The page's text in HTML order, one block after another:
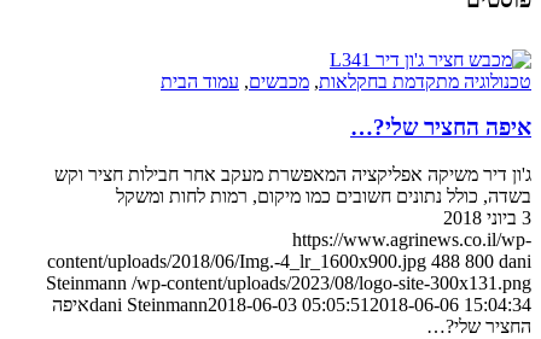
טכנולוגיה מתקדמת בחקלאות, מכבשים, עמוד הבית
איפה החציר שלי?…
ג'ון דיר משיקה אפליקציה המאפשרת מעקב אחר חבילות חציר וקש
בשדה, כולל נתונים חשובים כמו מיקום, רמות לחות ומשקל
3 ביוני 2018
https://www.agrinews.co.il/wp-
content/uploads/2018/06/Img.-4_lr_1600x900.jpg 488 800 dani
Steinmann /wp-content/uploads/2023/08/logo-site-300x131.png
dani Steinmann2018-06-03 05:05:51 2018-06-06 15:04:34
איפה
החציר שלי?…